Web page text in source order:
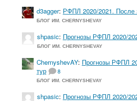
d3agger: РФПЛ 2020/2021. После
БЛОГ ИМ. CHERNYSHEVAY
shpasic: Прогнозы РФПЛ 2020/
БЛОГ ИМ. CHERNYSHEVAY
ChernyshevAY: Прогнозы РФПЛ
тур
8
БЛОГ ИМ. CHERNYSHEVAY
shpasic: Прогнозы РФПЛ 2020/